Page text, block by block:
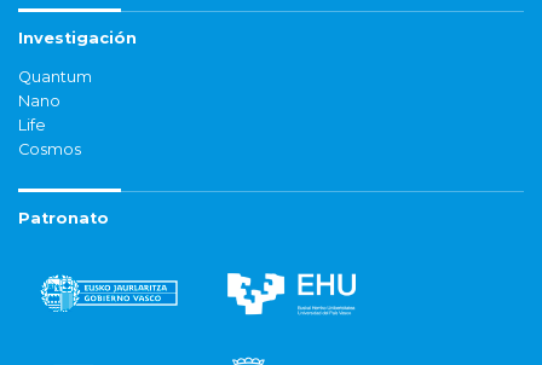
Investigación
Quantum
Nano
Life
Cosmos
Patronato